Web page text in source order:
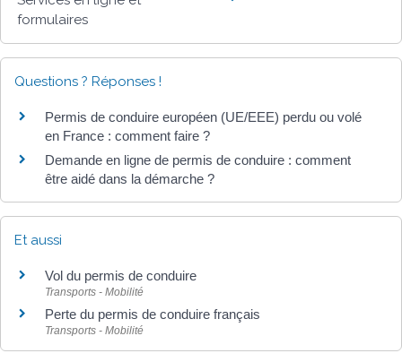
formulaires
Questions ? Réponses !
Permis de conduire européen (UE/EEE) perdu ou volé
en France : comment faire ?
Demande en ligne de permis de conduire : comment
être aidé dans la démarche ?
Et aussi
Vol du permis de conduire
Transports - Mobilité
Perte du permis de conduire français
Transports - Mobilité